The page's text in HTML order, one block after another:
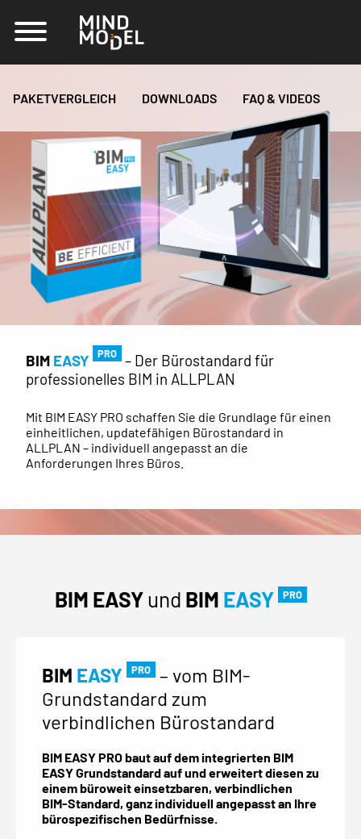
PAKETVERGLEICH DOWNLOADS FAQ & VIDEOS
BIM EASY PRO
– Der Bürostandard für
professionelles BIM in ALLPLAN
Mit BIM EASY PRO schaffen Sie die Grundlage für einen
einheitlichen, updatefähigen Bürostandard in
ALLPLAN – individuell angepasst an die
Anforderungen Ihres Büros.
BIM EASYund BIM EASY PRO
BIM EASY PRO
– vom BIM-
Grundstandard zum
verbindlichen Bürostandard
BIM EASY PRO baut auf dem integrierten BIM
EASY Grundstandard auf und erweitert diesen zu
einem büroweit einsetzbaren, verbindlichen
BIM-Standard, ganz individuell angepasst an Ihre
bürospezifischen Bedürfnisse.